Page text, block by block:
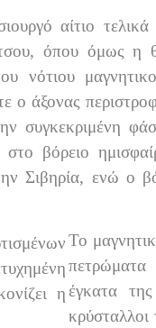
αίτιο
όπου όμως η
νότιου
ο άξονας
συγκεκριμένη
στο βόρειο
Σιβηρία, ενώ ο
Το
έγκατα